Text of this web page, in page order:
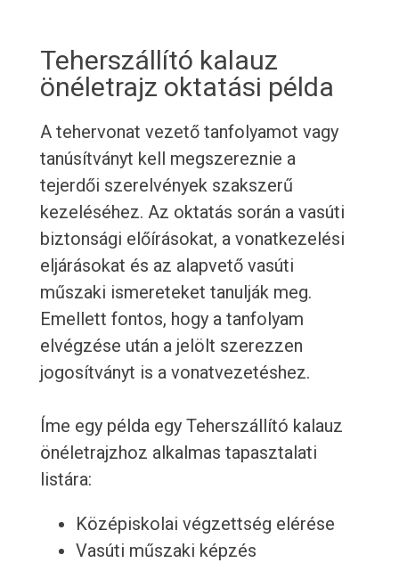
Teherszállító kalauz
önéletrajz oktatási példa
A tehervonat vezető tanfolyamot vagy
tanúsítványt kell megszereznie a
tejerdői szerelvények szakszerű
kezeléséhez. Az oktatás során a vasúti
biztonsági előírásokat, a vonatkezelési
eljárásokat és az alapvető vasúti
műszaki ismereteket tanulják meg.
Emellett fontos, hogy a tanfolyam
elvégzése után a jelölt szerezzen
jogosítványt is a vonatvezetéshez.
Íme egy példa egy Teherszállító kalauz
önéletrajzhoz alkalmas tapasztalati
listára:
Középiskolai végzettség elérése
Vasúti műszaki képzés